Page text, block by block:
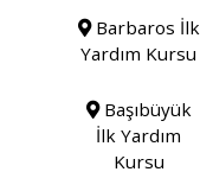
Barbaros İlk
Yardım Kursu
Başıbüyük
İlk Yardım
Kursu